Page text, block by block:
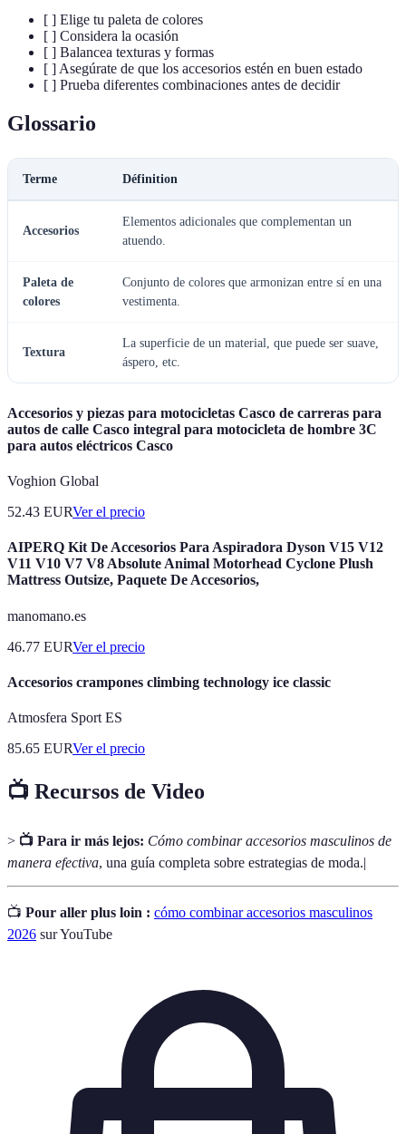
[ ] Elige tu paleta de colores
[ ] Considera la ocasión
[ ] Balancea texturas y formas
[ ] Asegúrate de que los accesorios estén en buen estado
[ ] Prueba diferentes combinaciones antes de decidir
Glossario
Terme Définition
Accesorios
Elementos adicionales que complementan un
atuendo.
Paleta de
colores
Conjunto de colores que armonizan entre sí en una
vestimenta.
Textura
La superficie de un material, que puede ser suave,
áspero, etc.
Accesorios y piezas para motocicletas Casco de carreras para
autos de calle Casco integral para motocicleta de hombre 3C
para autos eléctricos Casco
Voghion Global
52.43 EURVer el precio
AIPERQ Kit De Accesorios Para Aspiradora Dyson V15 V12
V11 V10 V7 V8 Absolute Animal Motorhead Cyclone Plush
Mattress Outsize, Paquete De Accesorios,
manomano.es
46.77 EURVer el precio
Accesorios crampones climbing technology ice classic
Atmosfera Sport ES
85.65 EURVer el precio
📺 Recursos de Video
> 📺 Para ir más lejos: Cómo combinar accesorios masculinos de
manera efectiva, una guía completa sobre estrategias de moda.|
📺 Pour aller plus loin : cómo combinar accesorios masculinos
2026 sur YouTube